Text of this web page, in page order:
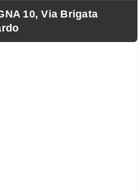
10, Via Brigata